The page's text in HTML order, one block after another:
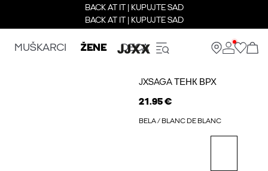
BACK AT IT | KUPUJTE SAD
BACK AT IT | KUPUJTE SAD
MUŠKARCI ŽENE DECA
JXSAGA ТЕНК ВРХ
21.95 €
BELA / BLANC DE BLANC